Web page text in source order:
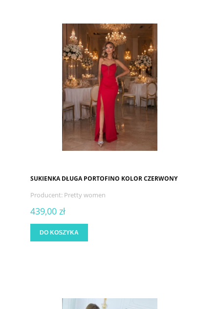
SUKIENKA DŁUGA PORTOFINO KOLOR CZERWONY
Producent: Pretty women
439,00 zł
DO KOSZYKA